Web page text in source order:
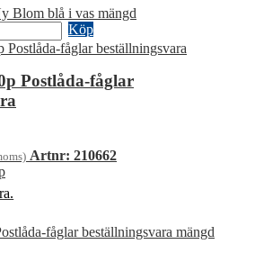
Blom blå i vas mängd
Köp
Postlåda-fåglar
Artnr: 210662
fåglar beställningsvara mängd